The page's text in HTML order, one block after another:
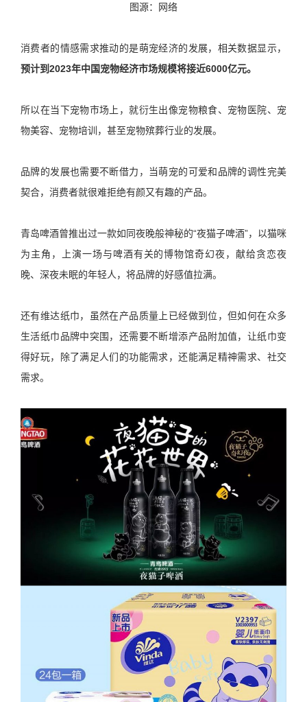
图源：网络
消费者的情感需求推动的是萌宠经济的发展，相关数据显示，
预计到2023年中国宠物经济市场规模将接近6000亿元。
所以在当下宠物市场上，就衍生出像宠物粮食、宠物医院、宠
物美容、宠物培训，甚至宠物殡葬行业的发展。
品牌的发展也需要不断借力，当萌宠的可爱和品牌的调性完美
契合，消费者就很难拒绝有颜又有趣的产品。
青岛啤酒曾推出过一款如同夜晚般神秘的“夜猫子啤酒”，以猫咪
为主角，上演一场与啤酒有关的博物馆奇幻夜，献给贪恋夜
晚、深夜未眠的年轻人，将品牌的好感值拉满。
还有维达纸巾，虽然在产品质量上已经做到位，但如何在众多
生活纸巾品牌中突围，还需要不断增添产品附加值，让纸巾变
得好玩，除了满足人们的功能需求，还能满足精神需求、社交
需求。